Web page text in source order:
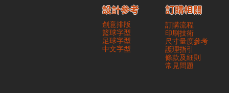
創意排版
籃球字型
足球字型
​中文字型
設計參考
訂購流程
印刷技術
尺寸量度參考
護理指引
條款及細則
​常見問題
訂購相關